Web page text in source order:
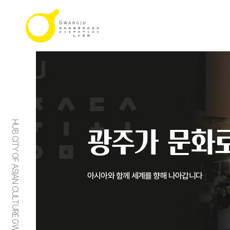
HUB CITY OF ASIAN CULTURE GWANGJU 광주가 문화
아시아와 함께 세계를 향해 나아갑니다